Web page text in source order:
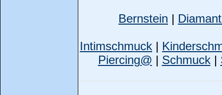
Bernstein |
Intimschmuck |
Piercing@ | Schmuck|